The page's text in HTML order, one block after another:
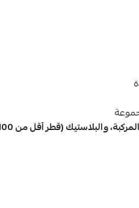
والبلاستيك (قطر أقل من 100 ملم)